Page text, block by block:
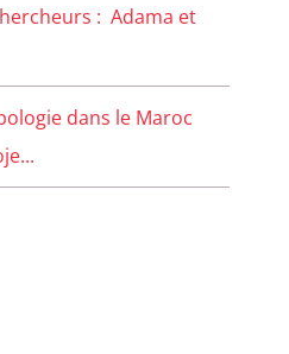
: Adama et
dans le Maroc